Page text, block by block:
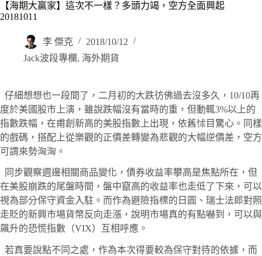
【海期大贏家】這次不一樣？多頭力竭，空方全面興起
20181011
李 傑克
2018/10/12
Jack波段專欄, 海外期貨
仔細想想也一段間了，二月初的大跌彷佛過去沒多久，10/10再
度於美國股市上演，雖說跌幅沒有當時的重，但動輒3%以上的
指數跌幅，在甫創新高的美股指數上出現，依舊怵目驚心。同樣
的戲碼，搭配上從樂觀的正價差轉變為悲觀的大幅逆價差，空方
可謂來勢洶洶。
同步觀察週邊相關商品變化，債券收益率攀高是焦點所在，但
在美股崩跌的尾盤時間，盤中竄高的收益率也走低了下來，可以
視為部分保守資金入駐。而作為避險指標的日圓、瑞士法郎對照
走貶的新興市場貨幣反向走漲，說明市場真的有點嚇到，可以與
飆升的恐慌指數（VIX）互相呼應。
若真要說點不同之處，作為本次得要較為保守對待的依據，而